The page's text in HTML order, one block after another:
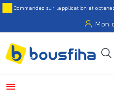
Commandez sur l'application et
Mon
